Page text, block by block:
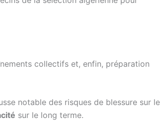
collectifs et, enfin, préparation
notable des risques de blessure sur
sur le long terme.